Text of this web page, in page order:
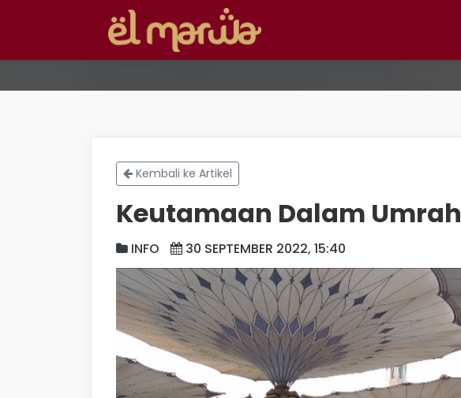
Kembali ke Artikel
Keutamaan Dalam Umrah
INFO 30 SEPTEMBER 2022, 15:40